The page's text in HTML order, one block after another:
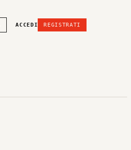
ACCEDI REGISTRATI